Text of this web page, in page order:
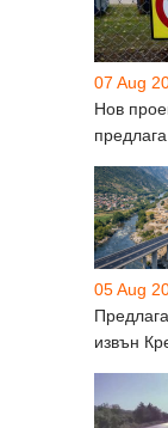
07 Aug
Нов
05 Aug
извън